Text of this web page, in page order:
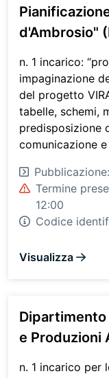
d'Ambrosio"
n. 1 incarico:
impaginazione
del progetto
tabelle, schemi,
predisposizione
comunicazione
Termine
12:00
Codice
Visualizza
e Produzioni
n. 1 incarico per